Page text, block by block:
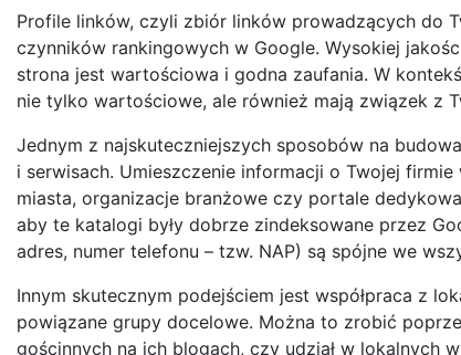
Profile linków, czyli zbiór linków prowadzących do
czynników rankingowych w Google. Wysokiej
strona jest wartościowa i godna zaufania. W
nie tylko wartościowe, ale również mają związek z
Jednym z najskuteczniejszych sposobów na
i serwisach. Umieszczenie informacji o Twojej
miasta, organizacje branżowe czy portale
aby te katalogi były dobrze zindeksowane przez
adres, numer telefonu – tzw. NAP) są spójne we
Innym skutecznym podejściem jest współpraca z
powiązane grupy docelowe. Można to zrobić
gościnnych na ich blogach, czy udział w lokalnych